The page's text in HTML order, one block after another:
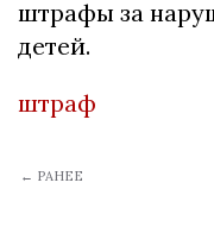
штрафы за
детей.
штраф
← РАНЕЕ